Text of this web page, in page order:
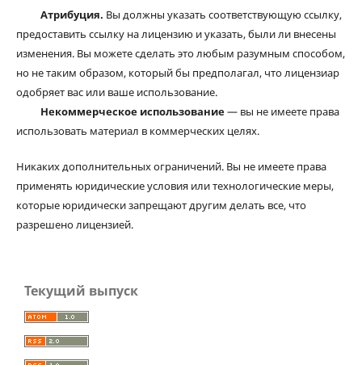
Атрибуция. Вы должны указать соответствующую ссылку,
предоставить ссылку на лицензию и указать, были ли внесены
изменения. Вы можете сделать это любым разумным способом,
но не таким образом, который бы предполагал, что лицензиар
одобряет вас или ваше использование.
Некоммерческое использование— вы не имеете права
использовать материал в коммерческих целях.
Никаких дополнительных ограничений. Вы не имеете права
применять юридические условия или технологические меры,
которые юридически запрещают другим делать все, что
разрешено лицензией.
Текущий выпуск